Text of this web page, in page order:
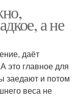
а не
даёт
это главное для
заедают и потом
веса не